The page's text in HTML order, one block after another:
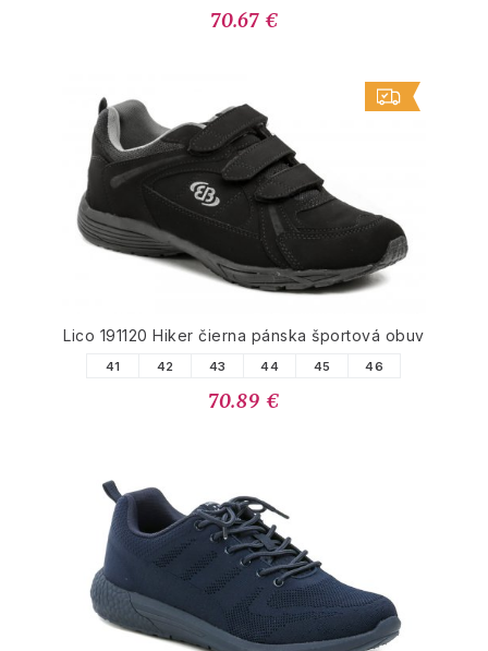
70.67 €
Lico 191120 Hiker čierna pánska športová obuv
41 42 43 44 45 46
70.89 €